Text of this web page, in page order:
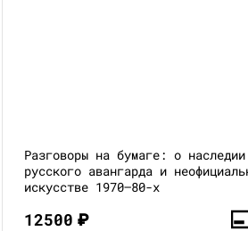
Разговоры на бумаге: о наследии
русского авангарда и
искусстве 1970–80-х
12500₽